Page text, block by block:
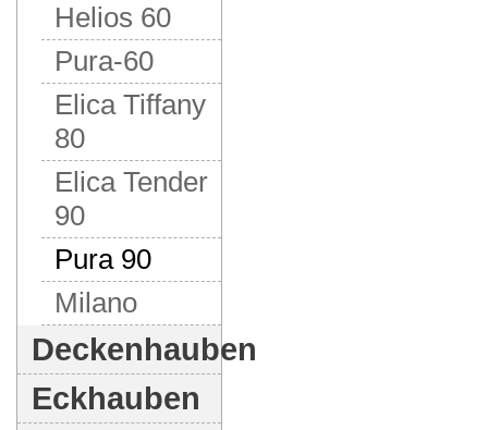
Helios 60
Pura-60
Elica Tiffany
80
Elica Tender
90
Pura 90
Milano
Deckenhauben
Eckhauben